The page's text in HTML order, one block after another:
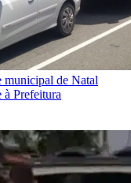
municipal de Natal
à Prefeitura